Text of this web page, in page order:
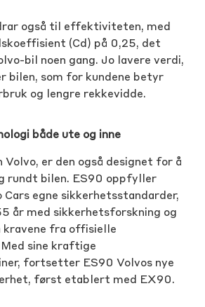
også til effektiviteten, med
(Cd) på 0,25, det
bil noen gang. Jo lavere verdi,
bilen, som for kundene betyr
og lengre rekkevidde.
både ute og inne
Volvo, er den også designet for å
rundt bilen. ES90 oppfyller
egne sikkerhetsstandarder,
år med sikkerhetsforskning og
kravene fra offisielle
sine kraftige
fortsetter ES90 Volvos nye
først etablert med EX90.